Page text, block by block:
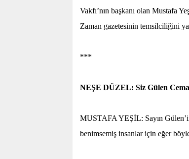
Vakfı’nın başkanı olan Mustafa
Zaman gazetesinin temsilciliğini
***
NEŞE DÜZEL: Siz Gülen
MUSTAFA YEŞİL: Sayın
benimsemiş insanlar için eğer